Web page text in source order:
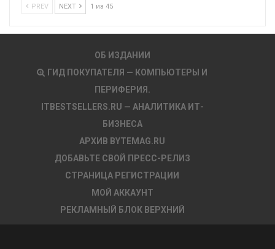
PREV NEXT 1 из 45
ОБ ИЗДАНИИ
ГИД ПОКУПАТЕЛЯ — КОМПЬЮТЕРЫ И
ПЕРИФЕРИЯ.
ITBESTSELLERS.RU — АНАЛИТИКА ИТ-
БИЗНЕСА
АРХИВ BYTEMAG.RU
ДОБАВЬТЕ СВОЙ ПРЕСС-РЕЛИЗ
СТРАНИЦА РЕГИСТРАЦИИ
МОЙ АККАУНТ
РЕКЛАМНЫЙ БЛОК ВЕРХНИЙ